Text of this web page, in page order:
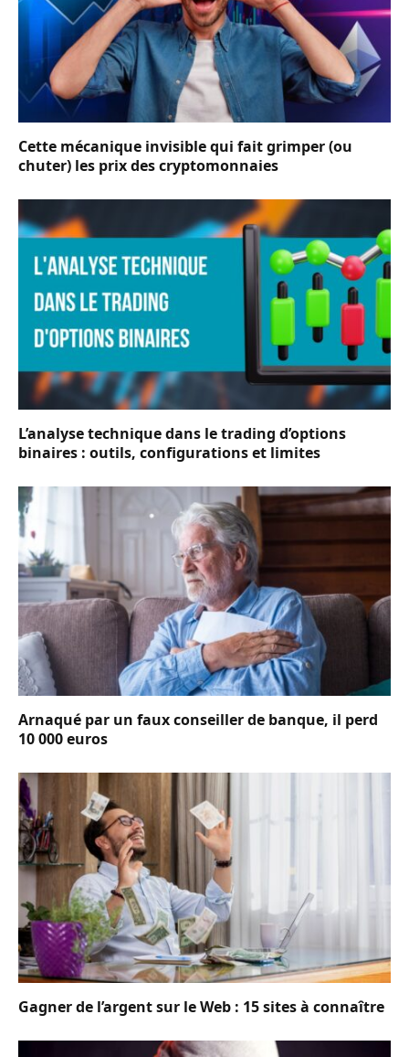
Cette mécanique invisible qui fait grimper (ou
chuter) les prix des cryptomonnaies
L’analyse technique dans le trading d’options
binaires : outils, configurations et limites
Arnaqué par un faux conseiller de banque, il perd
10 000 euros
Gagner de l’argent sur le Web : 15 sites à connaître